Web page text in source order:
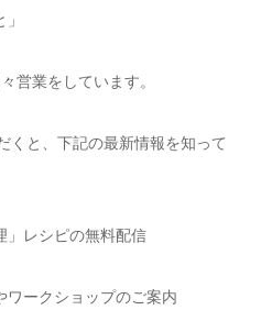
営業をしています。
くと、下記の最新情報を知って
」レシピの無料配信
ワークショップのご案内